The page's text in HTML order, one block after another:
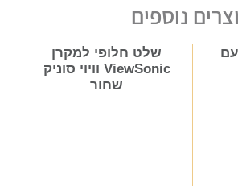
נוספים
שלט חלופי למקרן
ViewSonic וויוי סוניק
שחור